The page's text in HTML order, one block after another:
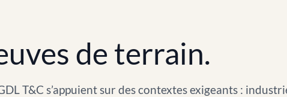
de terrain.
T&C s’appuient sur des contextes exigeants :